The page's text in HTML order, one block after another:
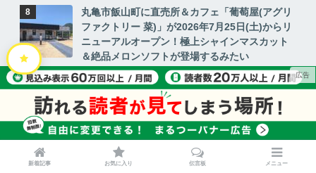
丸亀市飯山町に直売所＆カフェ「葡萄屋(アグリ
ファクトリー 菜)」が2026年7月25日(土)からリ
ニューアルオープン！極上シャインマスカット
＆絶品メロンソフトが登場するみたい
ゆめタウン丸亀の「VILLAGE VANGUARD(ヴィ
レッジヴァンガード)」が2026年7月31日(金)を
もって閉店するみたい
チケット全席完売！坂出市で「SAKAIDE
MUSIC STREET」が2026年7月20日(月・祝)に
新着記事 お気に入り 伝言板 メニュー